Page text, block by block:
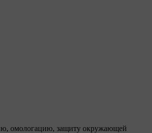
омологацию, защиту окружающей